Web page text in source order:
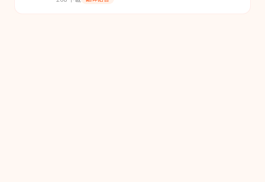
and...